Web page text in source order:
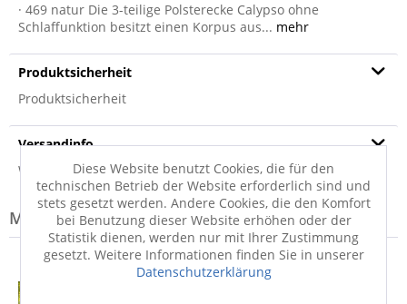
· 469 natur Die 3-teilige Polsterecke Calypso ohne
Schlaffunktion besitzt einen Korpus aus... mehr
Produktsicherheit
Produktsicherheit
Versandinfo
Weitere Informationen zum Versand...
Modell-Familie: FOREST
Diese Website benutzt Cookies, die für den
technischen Betrieb der Website erforderlich sind und
stets gesetzt werden. Andere Cookies, die den Komfort
bei Benutzung dieser Website erhöhen oder der
Statistik dienen, werden nur mit Ihrer Zustimmung
gesetzt. Weitere Informationen finden Sie in unserer
Datenschutzerklärung